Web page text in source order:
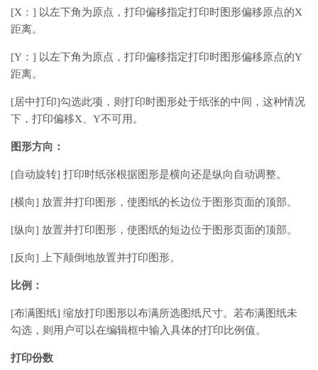
[X：] 以左下角为原点，打印偏移指定打印时图形偏移原点的X
距离。
[Y：] 以左下角为原点，打印偏移指定打印时图形偏移原点的Y
距离。
[居中打印]勾选此项，则打印时图形处于纸张的中间，这种情况
下，打印偏移X、Y不可用。
图形方向：
[自动旋转] 打印时纸张根据图形是横向还是纵向自动调整。
[横向] 放置并打印图形，使图纸的长边位于图形页面的顶部。
[纵向] 放置并打印图形，使图纸的短边位于图形页面的顶部。
[反向] 上下颠倒地放置并打印图形。
比例：
[布满图纸] 缩放打印图形以布满所选图纸尺寸。若布满图纸未
勾选，则用户可以在编辑框中输入具体的打印比例值。
打印份数